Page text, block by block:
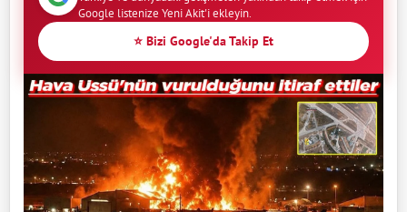
Google listenize Yeni Akit'i ekleyin.
⭐ Bizi Google'da Takip Et